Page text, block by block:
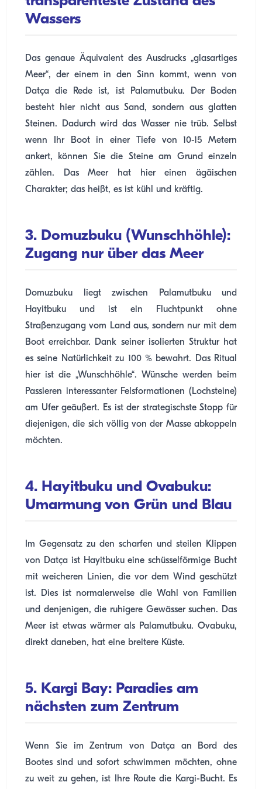
Wassers
Das genaue Äquivalent des Ausdrucks „glasartiges
Meer“, der einem in den Sinn kommt, wenn von
Datça die Rede ist, ist Palamutbuku. Der Boden
besteht hier nicht aus Sand, sondern aus glatten
Steinen. Dadurch wird das Wasser nie trüb. Selbst
wenn Ihr Boot in einer Tiefe von 10-15 Metern
ankert, können Sie die Steine ​​am Grund einzeln
zählen. Das Meer hat hier einen ägäischen
Charakter; das heißt, es ist kühl und kräftig.
3. Domuzbuku (Wunschhöhle):
Zugang nur über das Meer
Domuzbuku liegt zwischen Palamutbuku und
Hayitbuku und ist ein Fluchtpunkt ohne
Straßenzugang vom Land aus, sondern nur mit dem
Boot erreichbar. Dank seiner isolierten Struktur hat
es seine Natürlichkeit zu 100 % bewahrt. Das Ritual
hier ist die „Wunschhöhle“. Wünsche werden beim
Passieren interessanter Felsformationen (Lochsteine)
am Ufer geäußert. Es ist der strategischste Stopp für
diejenigen, die sich völlig von der Masse abkoppeln
möchten.
4. Hayitbuku und Ovabuku:
Umarmung von Grün und Blau
Im Gegensatz zu den scharfen und steilen Klippen
von Datça ist Hayitbuku eine schüsselförmige Bucht
mit weicheren Linien, die vor dem Wind geschützt
ist. Dies ist normalerweise die Wahl von Familien
und denjenigen, die ruhigere Gewässer suchen. Das
Meer ist etwas wärmer als Palamutbuku. Ovabuku,
direkt daneben, hat eine breitere Küste.
5. Kargi Bay: Paradies am
nächsten zum Zentrum
Wenn Sie im Zentrum von Datça an Bord des
Bootes sind und sofort schwimmen möchten, ohne
zu weit zu gehen, ist Ihre Route die Kargi-Bucht. Es